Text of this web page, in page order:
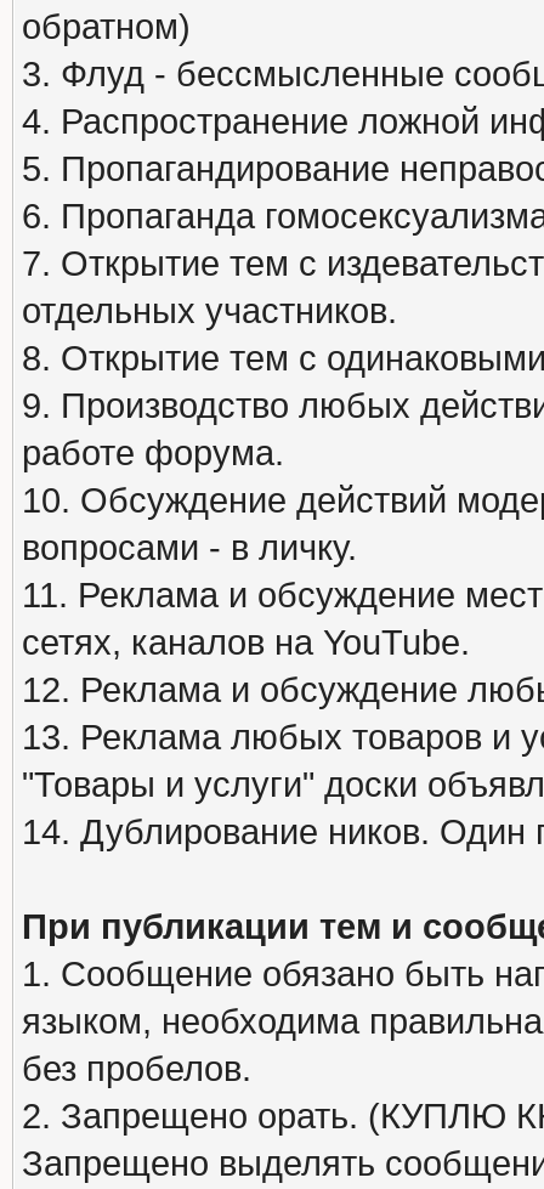
обратном)
3. Флуд - бессмысленные
4. Распространение ложной
5. Пропагандирование
6. Пропаганда
7. Открытие тем с
отдельных участников.
8. Открытие тем с
9. Производство любых
работе форума.
10. Обсуждение действий
вопросами - в личку.
11. Реклама и обсуждение
сетях, каналов на YouTube.
12. Реклама и обсуждение
13. Реклама любых товаров и
"Товары и услуги" доски
14. Дублирование ников. Один
При публикации тем и
1. Сообщение обязано быть
языком, необходима
без пробелов.
2. Запрещено орать. (КУПЛЮ
Запрещено выделять